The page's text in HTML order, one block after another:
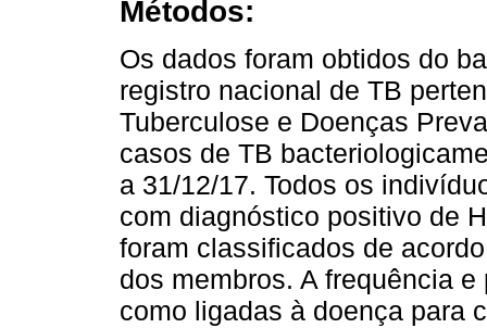
Métodos:
Os dados foram obtidos do
registro nacional de TB
Tuberculose e Doenças
casos de TB
a 31/12/17. Todos os
com diagnóstico positivo de
foram classificados de
dos membros. A frequência
como ligadas à doença para